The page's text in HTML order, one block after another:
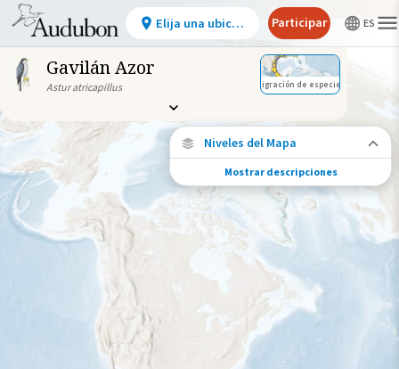
Gavilán Azor
Astur atricapillus Migración de especies
Niveles del Mapa
Migración de especies
Vea dónde viaja esta especie durante todo
el año.
Ave monitoreada
individualmente (alta
precisión)
Viaje de un pájaro rastreado
Abundancia de esta especie
Mostrar descripciones
Elija una ubicación Participar